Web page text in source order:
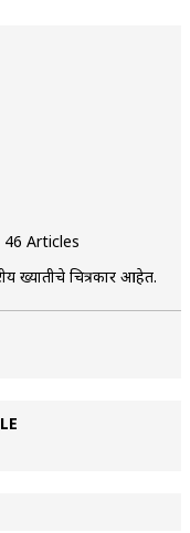
46 Articles
ख्यातीचे चित्रकार आहेत.